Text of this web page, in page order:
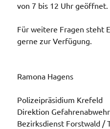
von 7 bis 12 Uhr geöffnet.
Für weitere Fragen steht
gerne zur Verfügung.
Ramona Hagens
Polizeipräsidium Krefeld
Direktion Gefahrenabwehr
Bezirksdienst Forstwald /